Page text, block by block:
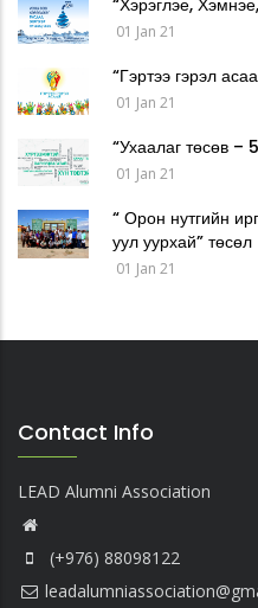
01 Jan 21
“Гэртээ гэрэл
01 Jan 21
“Ухаалаг төсөв –
01 Jan 21
“ Орон нутгийн
уул уурхай” төсөл
01 Jan 21
Contact Info
LEAD Alumni Association
(+976) 88098122